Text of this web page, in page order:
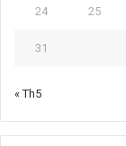
24 25
31
« Th5